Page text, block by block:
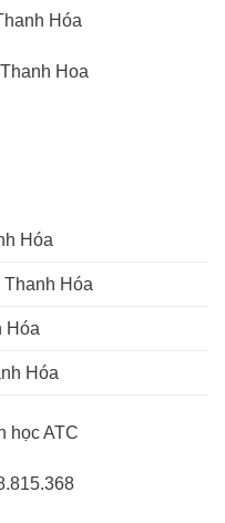
Hóa
Hoa
Hóa
Thanh Hóa
Hóa
Hóa
học ATC